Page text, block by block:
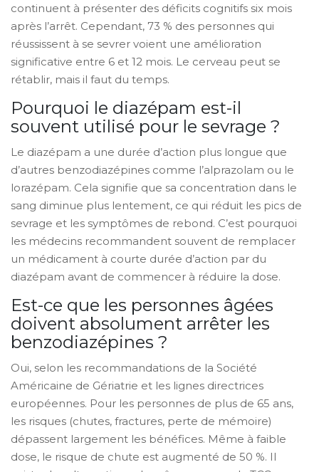
continuent à présenter des déficits cognitifs six mois
après l’arrêt. Cependant, 73 % des personnes qui
réussissent à se sevrer voient une amélioration
significative entre 6 et 12 mois. Le cerveau peut se
rétablir, mais il faut du temps.
Pourquoi le diazépam est-il
souvent utilisé pour le sevrage ?
Le diazépam a une durée d’action plus longue que
d’autres benzodiazépines comme l’alprazolam ou le
lorazépam. Cela signifie que sa concentration dans le
sang diminue plus lentement, ce qui réduit les pics de
sevrage et les symptômes de rebond. C’est pourquoi
les médecins recommandent souvent de remplacer
un médicament à courte durée d’action par du
diazépam avant de commencer à réduire la dose.
Est-ce que les personnes âgées
doivent absolument arrêter les
benzodiazépines ?
Oui, selon les recommandations de la Société
Américaine de Gériatrie et les lignes directrices
européennes. Pour les personnes de plus de 65 ans,
les risques (chutes, fractures, perte de mémoire)
dépassent largement les bénéfices. Même à faible
dose, le risque de chute est augmenté de 50 %. Il